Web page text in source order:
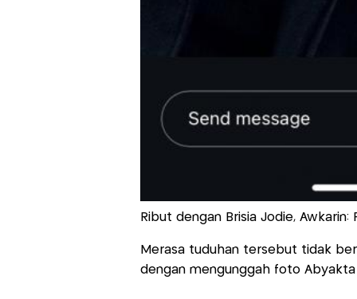
Ribut dengan Brisia Jodie, Awkarin:
Merasa tuduhan tersebut tidak
dengan mengunggah foto